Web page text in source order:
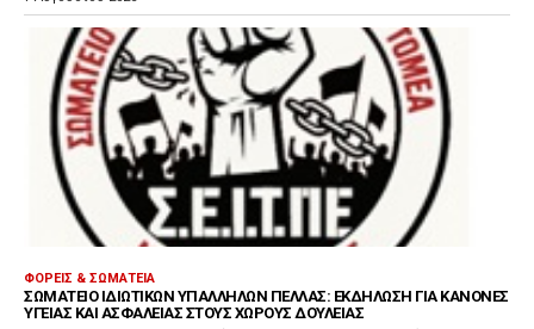
ΦΟΡΕΊΣ & ΣΩΜΑΤΕΊΑ
ΣΩΜΑΤΕΊΟ ΙΔΙΩΤΙΚΏΝ ΥΠΑΛΛΉΛΩΝ ΠΈΛΛΑΣ: ΕΚΔΉΛΩΣΗ ΓΙΑ ΚΑΝΌΝΕΣ
ΥΓΕΊΑΣ ΚΑΙ ΑΣΦΆΛΕΙΑΣ ΣΤΟΥΣ ΧΏΡΟΥΣ ΔΟΥΛΕΙΆΣ